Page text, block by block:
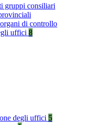
gruppi consiliari
di controllo
uffici 8
degli uffici 5